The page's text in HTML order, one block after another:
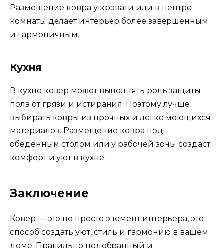
Размещение ковра у кровати или в центре
комнаты делает интерьер более завершенным
и гармоничным.
Кухня
В кухне ковер может выполнять роль защиты
пола от грязи и истирания. Поэтому лучше
выбирать ковры из прочных и легко моющихся
материалов. Размещение ковра под
обеденным столом или у рабочей зоны создаст
комфорт и уют в кухне.
Заключение
Ковер — это не просто элемент интерьера, это
способ создать уют, стиль и гармонию в вашем
доме. Правильно подобранный и